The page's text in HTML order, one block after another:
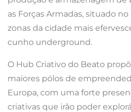
as Forças Armadas, situado
zonas da cidade mais
cunho underground.
O Hub Criativo do Beato
maiores pólos de
Europa, com uma forte
criativas que irão poder